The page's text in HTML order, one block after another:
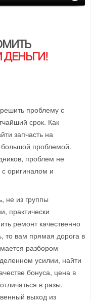
ДЕНЬГИ!
проблему с
срок. Как
запчасть на
большой проблемой.
проблем не
оригиналом и
не из группы
практически
ремонт качественно
то вам прямая дорога в
разбором
усилии, найти
бонуса, цена в
в разы.
выход из